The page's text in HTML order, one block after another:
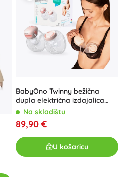
BabyOno Twinny bežična
dupla električna izdajalica
majčinog mlijeka
Na skladištu
89,90 €
U košaricu